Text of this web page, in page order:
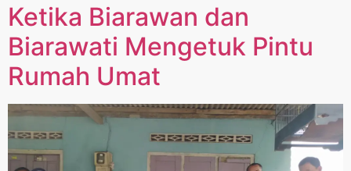
Ketika Biarawan dan
Biarawati Mengetuk Pintu
Rumah Umat